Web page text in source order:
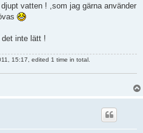
vatten ! ,som jag gärna använder
inte lätt !
15:17, edited 1 time in total.